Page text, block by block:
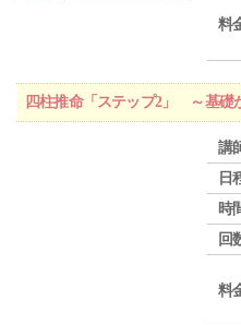
料
四柱推命「ステップ2」 ～基礎
講
日
時
回
料